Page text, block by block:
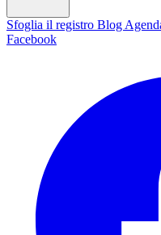
Sfoglia il registro Blog
Facebook